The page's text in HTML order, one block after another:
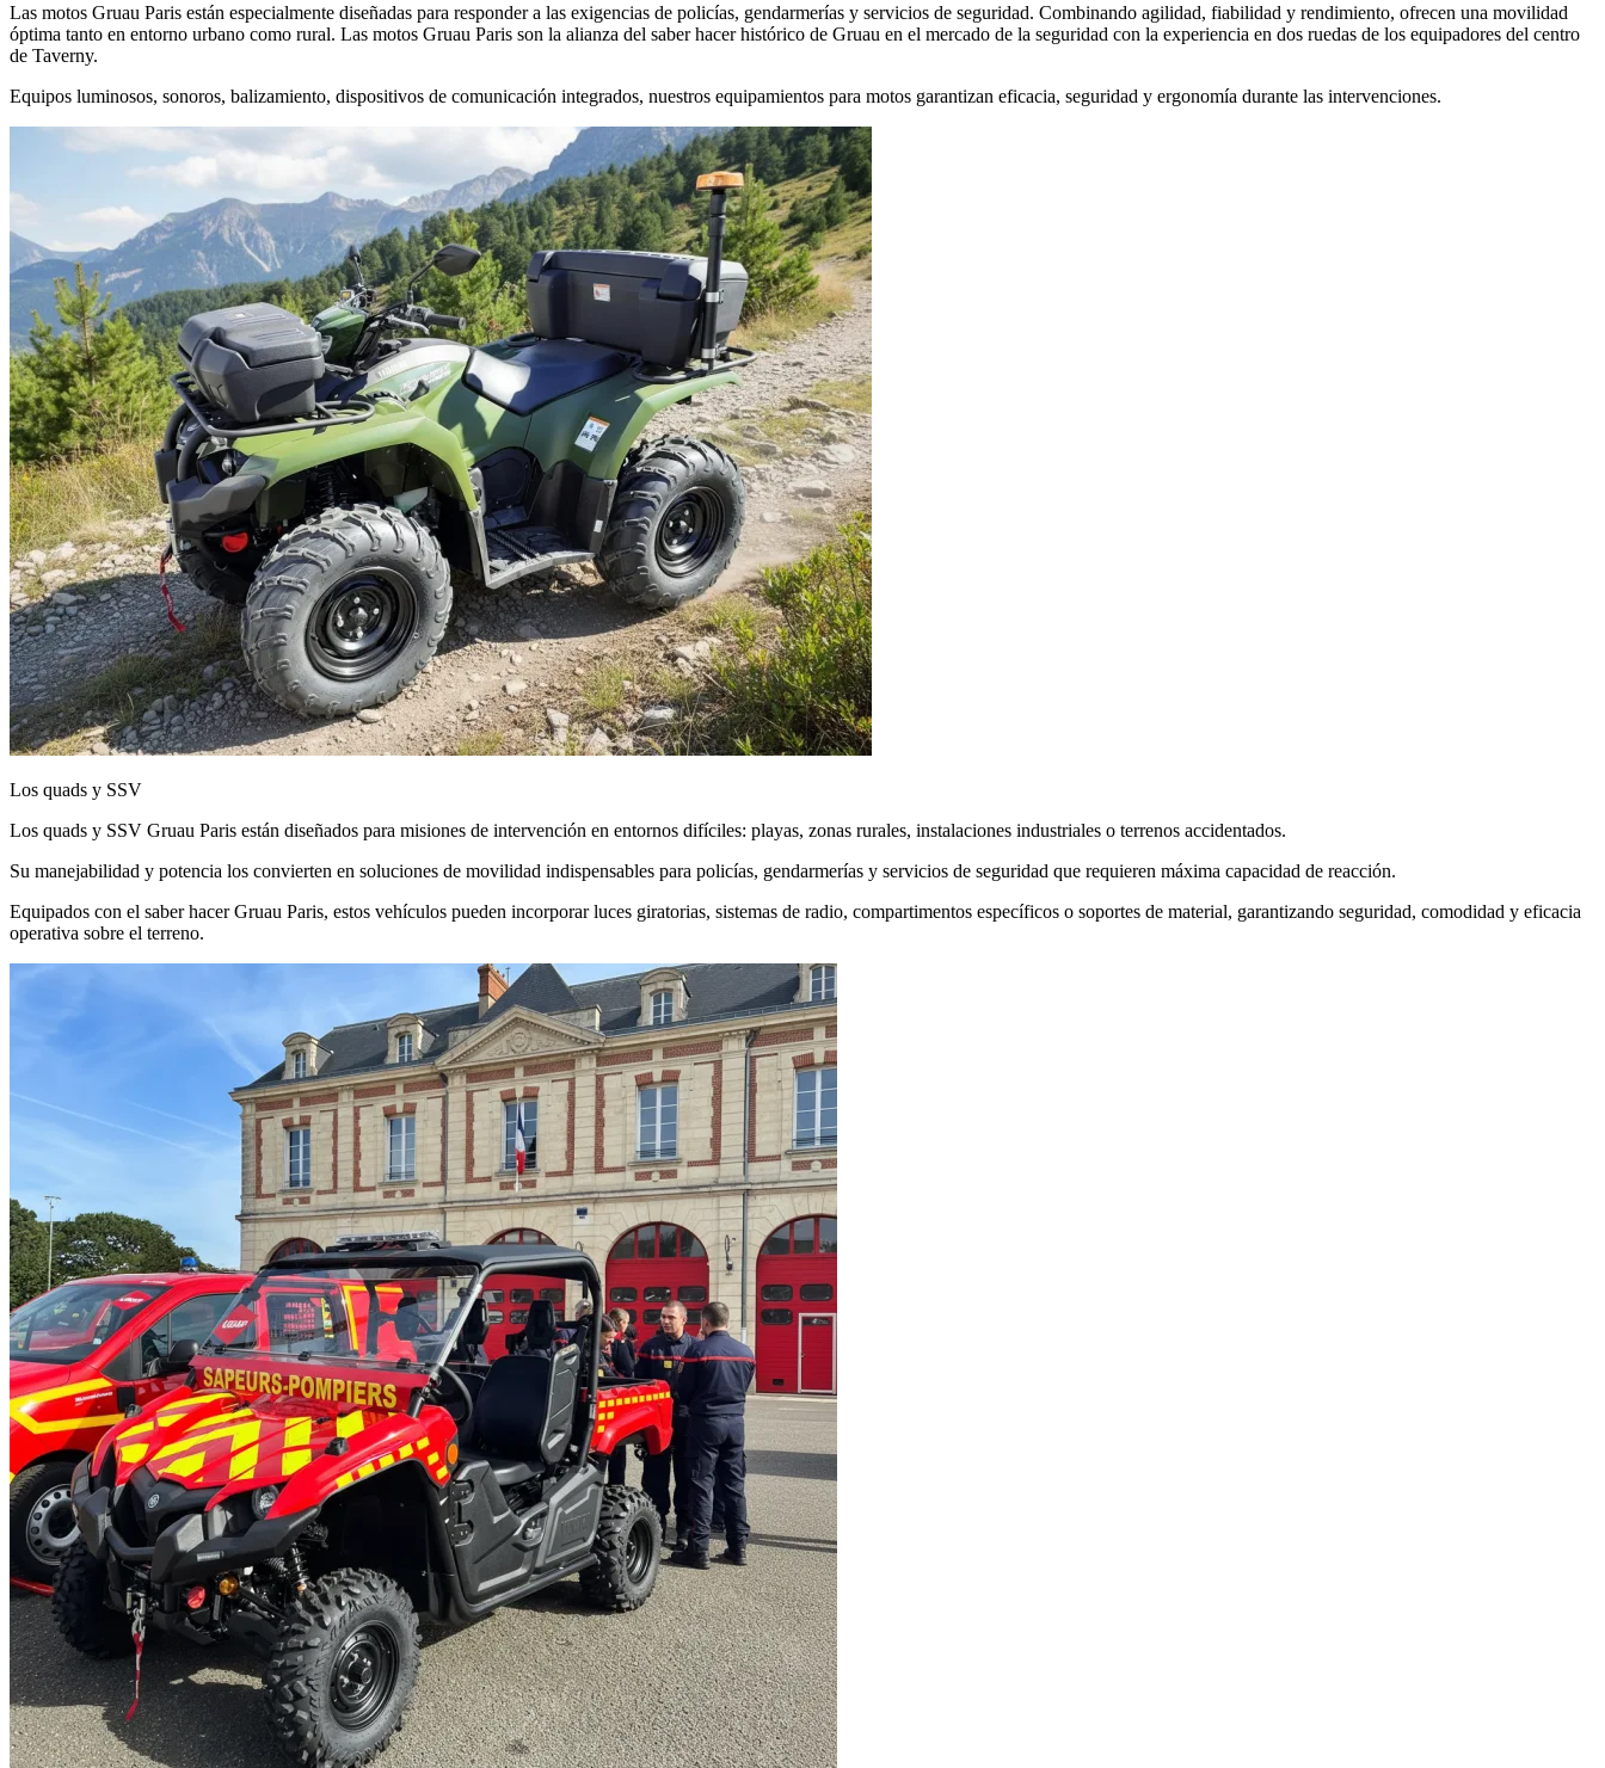
Las motos Gruau Paris están especialmente diseñadas para responder a las exigencias de policías, gendarmerías y servicios de seguridad. Combinando agilidad, fiabilidad y rendimiento, ofrecen una movilidad
óptima tanto en entorno urbano como rural. Las motos Gruau Paris son la alianza del saber hacer histórico de Gruau en el mercado de la seguridad con la experiencia en dos ruedas de los equipadores del centro
de Taverny.
Equipos luminosos, sonoros, balizamiento, dispositivos de comunicación integrados, nuestros equipamientos para motos garantizan eficacia, seguridad y ergonomía durante las intervenciones.
Los quads y SSV
Los quads y SSV Gruau Paris están diseñados para misiones de intervención en entornos difíciles: playas, zonas rurales, instalaciones industriales o terrenos accidentados.
Su manejabilidad y potencia los convierten en soluciones de movilidad indispensables para policías, gendarmerías y servicios de seguridad que requieren máxima capacidad de reacción.
Equipados con el saber hacer Gruau Paris, estos vehículos pueden incorporar luces giratorias, sistemas de radio, compartimentos específicos o soportes de material, garantizando seguridad, comodidad y eficacia
operativa sobre el terreno.